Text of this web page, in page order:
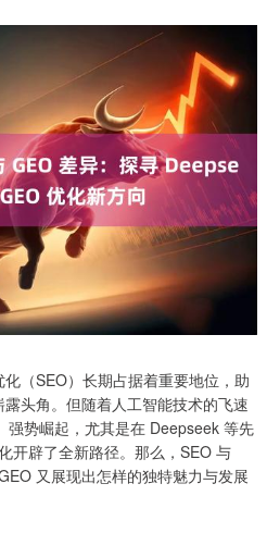
（SEO）长期占据着重要地位，助
头角。但随着人工智能技术的飞速
强势崛起，尤其是在 Deepseek 等先
开辟了全新路径。那么，SEO 与
又展现出怎样的独特魅力与发展